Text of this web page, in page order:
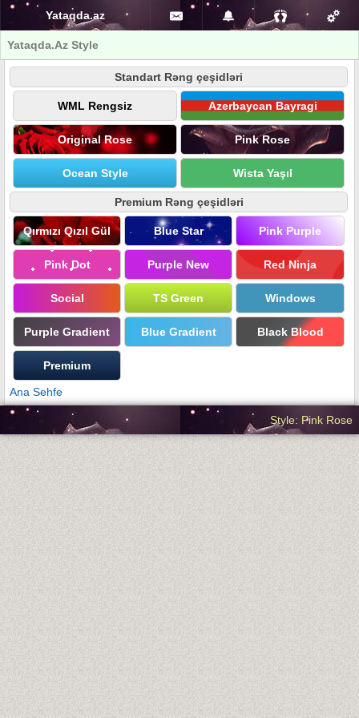
Yataqda.az
Yataqda.Az Style
Standart Rəng çeşidləri
WML Rengsiz Azerbaycan Bayragi
Original Rose Pink Rose
Ocean Style Wista Yaşıl
Premium Rəng çeşidləri
Qırmızı Qızıl Gül Blue Star Pink Purple
Pink Dot Purple New Red Ninja
Social TS Green Windows
Purple Gradient Blue Gradient Black Blood
Premium
Ana Sehfe
Style: Pink Rose